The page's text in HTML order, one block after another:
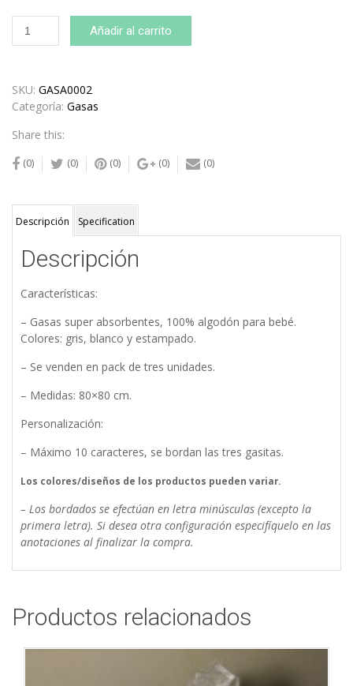
Gasas
Gris-
cantidad
Añadir al carrito
SKU: GASA0002
Categoría: Gasas
Share this:
(0) (0) (0) (0) (0)
Descripción Specification
Descripción
Características:
– Gasas super absorbentes, 100% algodón para bebé.
Colores: gris, blanco y estampado.
– Se venden en pack de tres unidades.
– Medidas: 80×80 cm.
Personalización:
– Máximo 10 caracteres, se bordan las tres gasitas.
Los colores/diseños de los productos pueden variar.
– Los bordados se efectúan en letra minúsculas (excepto la
primera letra). Si desea otra configuración especifíquelo en las
anotaciones al finalizar la compra.
Productos relacionados